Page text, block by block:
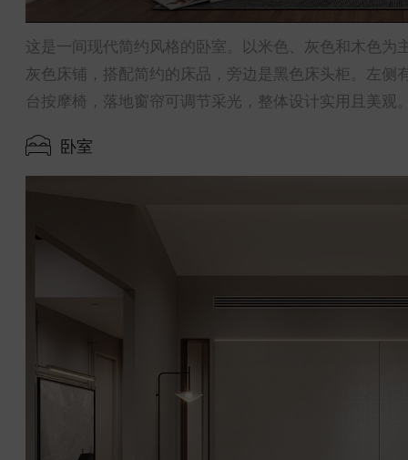
这是一间现代简约风格的卧室。以米色、灰色和木色
灰色床铺，搭配简约的床品，旁边是黑色床头柜。左
台按摩椅，落地窗帘可调节采光，整体设计实用且美观
卧室